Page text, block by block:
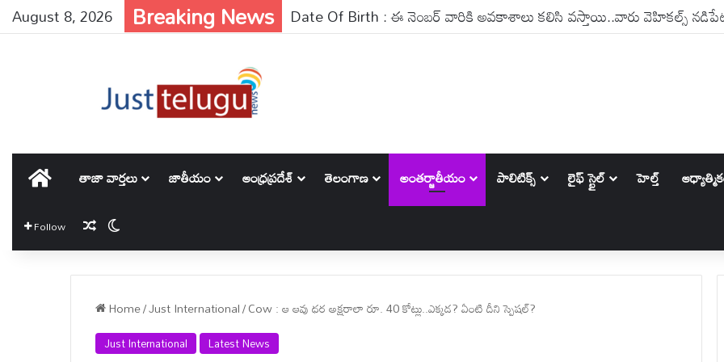
August 8, 2026 Breaking News Trump : యుద్ధానికి ఎండ్ కార్డ్ పడనుందా ? ట్రంప్ కామెంట్లు ఏం చెబుతున్నాయి?
తాజా వార్తలు జాతీయం ఆంధ్రప్రదేశ్ తెలంగాణ అంతర్జాతీయం పాలిటిక్స్‌ లైఫ్ స్టైల్ హెల్త్
Follow Random Article
Home/Just International/Cow : ఆ ఆవు ధర అక్షరాలా రూ. 40 కోట్లు..ఎక్కడ? ఏంటి దీని స్పెషల్?
Just International Latest News